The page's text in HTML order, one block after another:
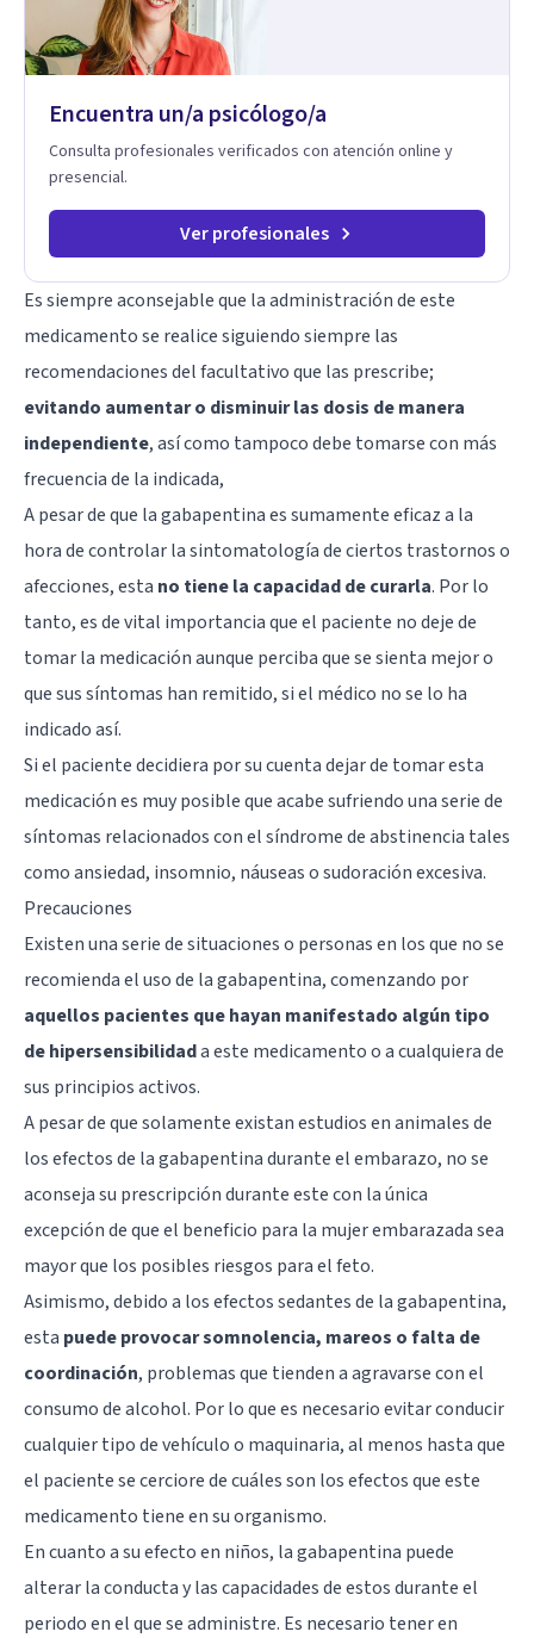
Encuentra un/a psicólogo/a
Consulta profesionales verificados con atención online y
presencial.
Ver profesionales
Es siempre aconsejable que la administración de este
medicamento se realice siguiendo siempre las
recomendaciones del facultativo que las prescribe;
evitando aumentar o disminuir las dosis de manera
independiente, así como tampoco debe tomarse con más
frecuencia de la indicada,
A pesar de que la gabapentina es sumamente eficaz a la
hora de controlar la sintomatología de ciertos trastornos o
afecciones, esta no tiene la capacidad de curarla. Por lo
tanto, es de vital importancia que el paciente no deje de
tomar la medicación aunque perciba que se sienta mejor o
que sus síntomas han remitido, si el médico no se lo ha
indicado así.
Si el paciente decidiera por su cuenta dejar de tomar esta
medicación es muy posible que acabe sufriendo una serie de
síntomas relacionados con el síndrome de abstinencia tales
como ansiedad, insomnio, náuseas o sudoración excesiva.
Precauciones
Existen una serie de situaciones o personas en los que no se
recomienda el uso de la gabapentina, comenzando por
aquellos pacientes que hayan manifestado algún tipo
de hipersensibilidada este medicamento o a cualquiera de
sus principios activos.
A pesar de que solamente existan estudios en animales de
los efectos de la gabapentina durante el embarazo, no se
aconseja su prescripción durante este con la única
excepción de que el beneficio para la mujer embarazada sea
mayor que los posibles riesgos para el feto.
Asimismo, debido a los efectos sedantes de la gabapentina,
esta puede provocar somnolencia, mareos o falta de
coordinación, problemas que tienden a agravarse con el
consumo de alcohol. Por lo que es necesario evitar conducir
cualquier tipo de vehículo o maquinaria, al menos hasta que
el paciente se cerciore de cuáles son los efectos que este
medicamento tiene en su organismo.
En cuanto a su efecto en niños, la gabapentina puede
alterar la conducta y las capacidades de estos durante el
periodo en el que se administre. Es necesario tener en